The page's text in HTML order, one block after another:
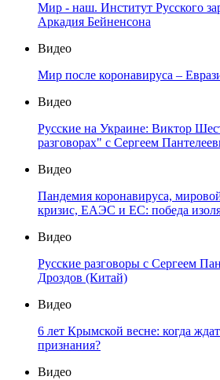
Мир - наш. Институт Русского
Аркадия Бейненсона
Видео
Мир после коронавируса –
Видео
Русские на Украине: Виктор
разговорах" с Сергеем
Видео
Пандемия коронавируса,
кризис, ЕАЭС и ЕС: победа
Видео
Русские разговоры с Сергеем
Дроздов (Китай)
Видео
6 лет Крымской весне: когда
признания?
Видео